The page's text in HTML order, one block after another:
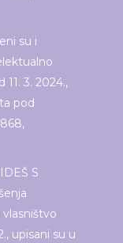
su i
3. 2024.,
pod
S
upisani su u